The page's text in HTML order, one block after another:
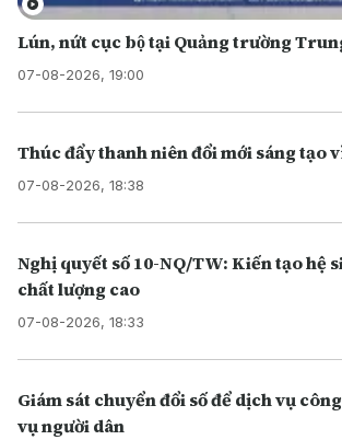
Lún, nứt cục bộ tại Quảng trường
07-08-2026, 19:00
Thúc đẩy thanh niên đổi mới sáng tạo
07-08-2026, 18:38
Nghị quyết số 10-NQ/TW: Kiến tạo hệ
chất lượng cao
07-08-2026, 18:33
Giám sát chuyển đổi số để dịch vụ
vụ người dân